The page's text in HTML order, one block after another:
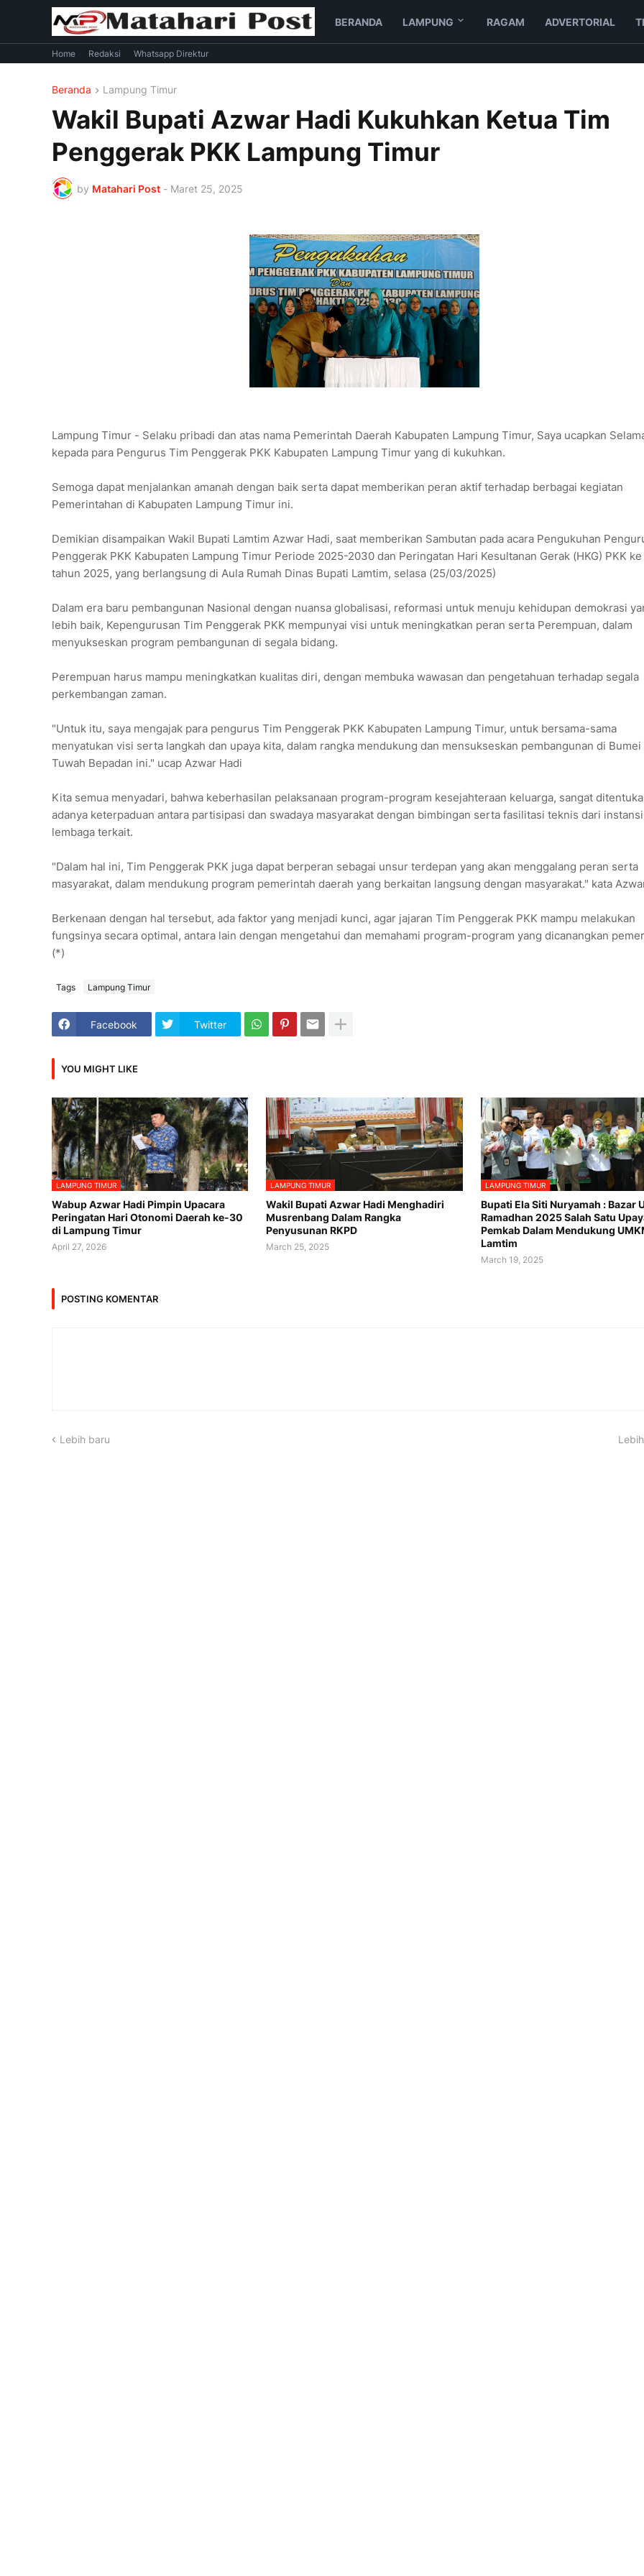
BERANDA LAMPUNG RAGAM ADVERTORIAL
Home Redaksi Whatsapp Direktur
Beranda Lampung Timur
Wakil Bupati Azwar Hadi Kukuhkan Ketua Tim
Penggerak PKK Lampung Timur
by Matahari Post - Maret 25, 2025
Lampung Timur - Selaku pribadi dan atas nama Pemerintah Daerah Kabupaten Lampung Timur, Saya ucapkan
kepada para Pengurus Tim Penggerak PKK Kabupaten Lampung Timur yang di kukuhkan.
Semoga dapat menjalankan amanah dengan baik serta dapat memberikan peran aktif terhadap berbagai kegiatan
Pemerintahan di Kabupaten Lampung Timur ini.
Demikian disampaikan Wakil Bupati Lamtim Azwar Hadi, saat memberikan Sambutan pada acara Pengukuhan
Penggerak PKK Kabupaten Lampung Timur Periode 2025-2030 dan Peringatan Hari Kesultanan Gerak (HKG) PKK
tahun 2025, yang berlangsung di Aula Rumah Dinas Bupati Lamtim, selasa (25/03/2025)
Dalam era baru pembangunan Nasional dengan nuansa globalisasi, reformasi untuk menuju kehidupan demokrasi
lebih baik, Kepengurusan Tim Penggerak PKK mempunyai visi untuk meningkatkan peran serta Perempuan, dalam
menyukseskan program pembangunan di segala bidang.
Perempuan harus mampu meningkatkan kualitas diri, dengan membuka wawasan dan pengetahuan terhadap segala
perkembangan zaman.
"Untuk itu, saya mengajak para pengurus Tim Penggerak PKK Kabupaten Lampung Timur, untuk bersama-sama
menyatukan visi serta langkah dan upaya kita, dalam rangka mendukung dan mensukseskan pembangunan di Bumei
Tuwah Bepadan ini." ucap Azwar Hadi
Kita semua menyadari, bahwa keberhasilan pelaksanaan program-program kesejahteraan keluarga, sangat
adanya keterpaduan antara partisipasi dan swadaya masyarakat dengan bimbingan serta fasilitasi teknis dari
lembaga terkait.
"Dalam hal ini, Tim Penggerak PKK juga dapat berperan sebagai unsur terdepan yang akan menggalang peran serta
masyarakat, dalam mendukung program pemerintah daerah yang berkaitan langsung dengan masyarakat." kata
Berkenaan dengan hal tersebut, ada faktor yang menjadi kunci, agar jajaran Tim Penggerak PKK mampu melakukan
fungsinya secara optimal, antara lain dengan mengetahui dan memahami program-program yang dicanangkan
(*)
Tags Lampung Timur
Facebook Twitter
YOU MIGHT LIKE
LAMPUNG TIMUR
Wabup Azwar Hadi Pimpin Upacara
Peringatan Hari Otonomi Daerah ke-30
di Lampung Timur
April 27, 2026
LAMPUNG TIMUR
Wakil Bupati Azwar Hadi Menghadiri
Musrenbang Dalam Rangka
Penyusunan RKPD
March 25, 2025
LAMPUNG TIMUR
Bupati Ela Siti Nuryamah : Bazar
Ramadhan 2025 Salah Satu
Pemkab Dalam Mendukung
Lamtim
March 19, 2025
POSTING KOMENTAR
Lebih baru